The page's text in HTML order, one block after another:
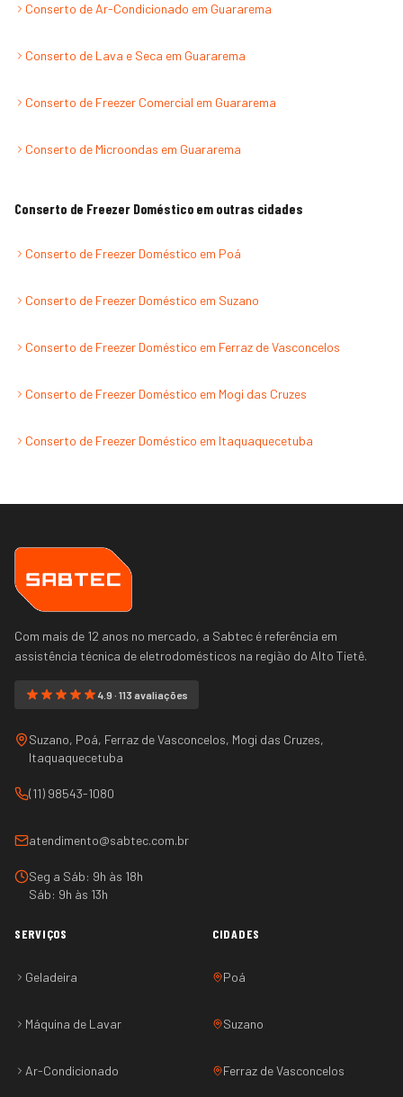
Conserto de Ar-Condicionado em Guararema
Conserto de Lava e Seca em Guararema
Conserto de Freezer Comercial em Guararema
Conserto de Microondas em Guararema
Conserto de Freezer Doméstico em outras cidades
Conserto de Freezer Doméstico em Poá
Conserto de Freezer Doméstico em Suzano
Conserto de Freezer Doméstico em Ferraz de Vasconcelos
Conserto de Freezer Doméstico em Mogi das Cruzes
Conserto de Freezer Doméstico em Itaquaquecetuba
Com mais de 12 anos no mercado, a Sabtec é referência em
assistência técnica de eletrodomésticos na região do Alto Tietê.
4.9 · 113 avaliações
Suzano, Poá, Ferraz de Vasconcelos, Mogi das Cruzes,
Itaquaquecetuba
(11) 98543-1080
atendimento@sabtec.com.br
Seg a Sáb: 9h às 18h
Sáb: 9h às 13h
SERVIÇOS
Geladeira
Máquina de Lavar
Ar-Condicionado
CIDADES
Poá
Suzano
Ferraz de Vasconcelos